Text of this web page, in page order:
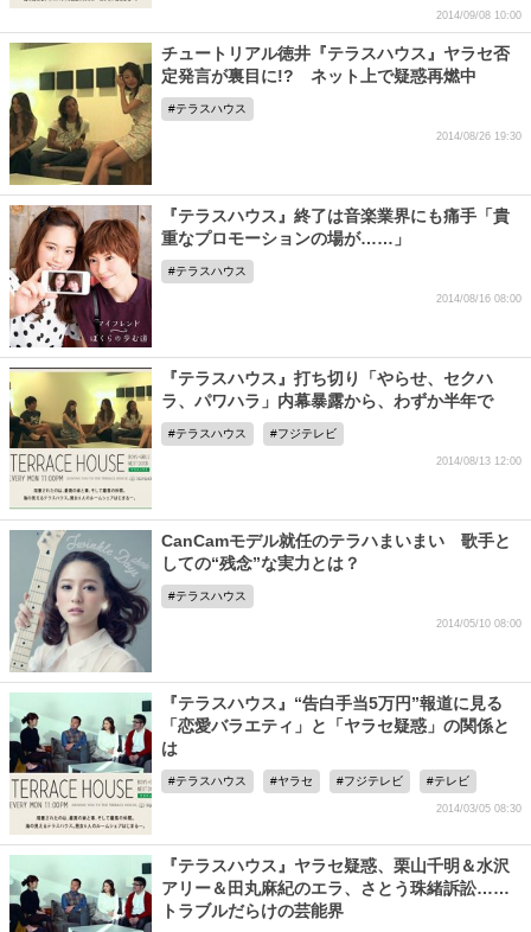
2014/09/08 10:00
チュートリアル徳井『テラスハウス』ヤラセ否
定発言が裏目に!? ネット上で疑惑再燃中
テラスハウス
2014/08/26 19:30
『テラスハウス』終了は音楽業界にも痛手「貴
重なプロモーションの場が……」
テラスハウス
2014/08/16 08:00
『テラスハウス』打ち切り「やらせ、セクハ
ラ、パワハラ」内幕暴露から、わずか半年で
テラスハウス フジテレビ
2014/08/13 12:00
CanCamモデル就任のテラハまいまい 歌手と
しての“残念”な実力とは？
テラスハウス
2014/05/10 08:00
『テラスハウス』“告白手当5万円”報道に見る
「恋愛バラエティ」と「ヤラセ疑惑」の関係と
は
テラスハウス ヤラセ フジテレビ テレビ
2014/03/05 08:30
『テラスハウス』ヤラセ疑惑、栗山千明＆水沢
アリー＆田丸麻紀のエラ、さとう珠緒訴訟……
トラブルだらけの芸能界